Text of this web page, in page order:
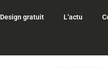
Design gratuit L’actu